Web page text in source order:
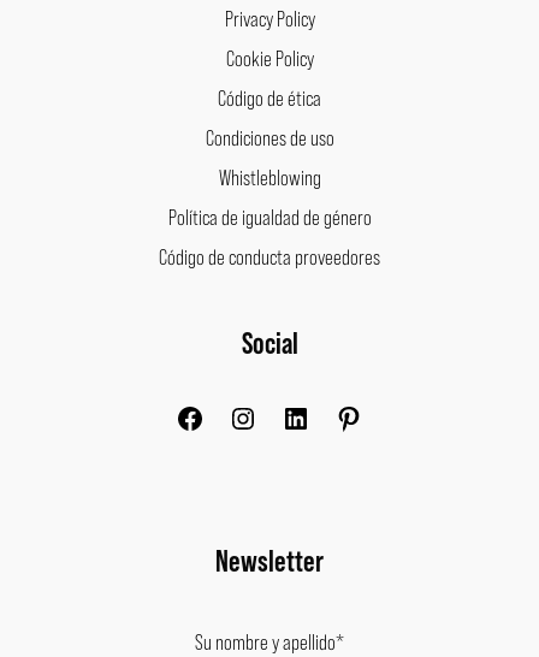
Privacy Policy
Cookie Policy
Código de ética
Condiciones de uso
Whistleblowing
Política de igualdad de género
Código de conducta proveedores
Social
Newsletter
Su nombre y apellido*